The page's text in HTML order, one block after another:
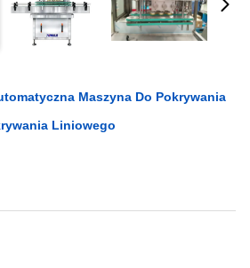
Maszyna Do Pokrywania
Liniowego